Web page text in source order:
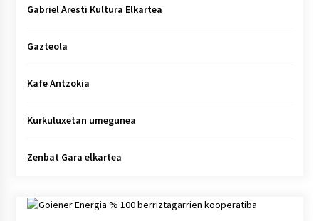
Gabriel Aresti Kultura Elkartea
Gazteola
Kafe Antzokia
Kurkuluxetan umegunea
Zenbat Gara elkartea